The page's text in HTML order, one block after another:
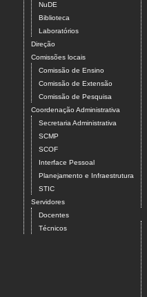
NuDE
Biblioteca
Laboratórios
Direção
Comissões locais
Comissão de Ensino
Comissão de Extensão
Comissão de Pesquisa
Coordenação Administrativa
Secretaria Administrativa
SCMP
SCOF
Interface Pessoal
Planejamento e Infraestrutura
STIC
Servidores
Docentes
Técnicos